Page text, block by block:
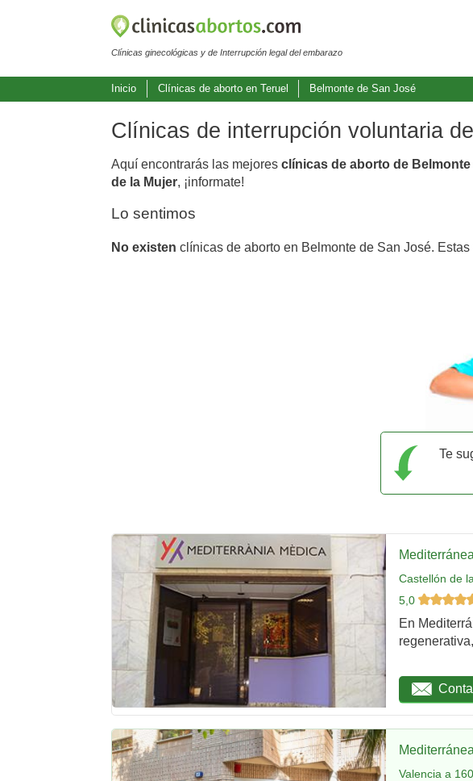
Clínicas ginecológicas y de Interrupción legal del embarazo
Inicio Clínicas de aborto en Teruel Belmonte de San José
Clínicas de interrupción voluntaria
Aquí encontrarás las mejores clínicas de aborto de
de la Mujer, ¡informate!
Lo sentimos
No existen clínicas de aborto en Belmonte de San José. Estas
Te
Castellón de
5,0
En
Valencia a